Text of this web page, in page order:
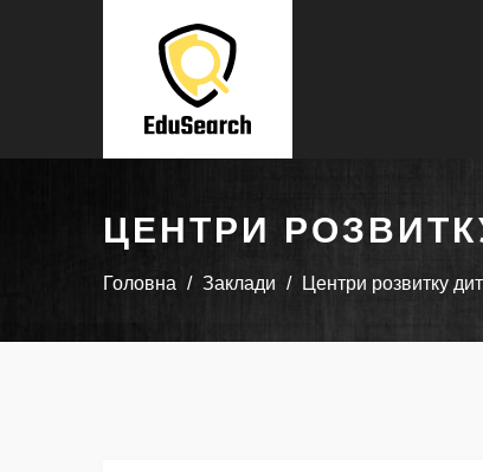
ЦЕНТРИ
Головна Заклади Центри розвитку